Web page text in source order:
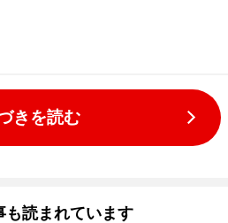
きを読む
も読まれています